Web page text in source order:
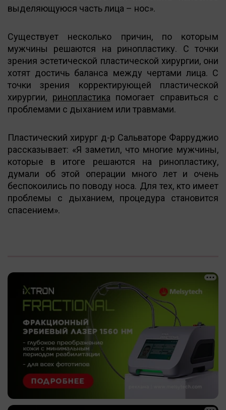
выделяющуюся часть лица – нос».
Существует несколько причин, по которым
мужчины решаются на ринопластику. С точки
зрения эстетической пластической хирургии, они
хотят достичь баланса между чертами лица. С
точки зрения корректирующей пластической
хирургии, ринопластика помогает справиться с
проблемами с дыханием или травмами.
Пластический хирург д-р Сальваторе Фарруджио
рассказывает: «Я заметил, что многие мужчины,
которые в итоге решаются на ринопластику,
думали об этой операции много лет и очень
беспокоились по поводу носа. Для тех, кто имеет
проблемы с дыханием, процедура становится
спасением».